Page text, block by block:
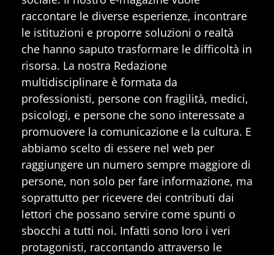
raccontare le diverse esperienze, incontrare
le istituzioni e proporre soluzioni o realtà
che hanno saputo trasformare le difficoltà in
risorsa. La nostra Redazione
multidisciplinare è formata da
professionisti, persone con fragilità, medici,
psicologi, e persone che sono interessate a
promuovere la comunicazione e la cultura. E
abbiamo scelto di essere nel web per
raggiungere un numero sempre maggiore di
persone, non solo per fare informazione, ma
soprattutto per ricevere dei contributi dai
lettori che possano servire come spunti o
sbocchi a tutti noi. Infatti sono loro i veri
protagonisti, raccontando attraverso le